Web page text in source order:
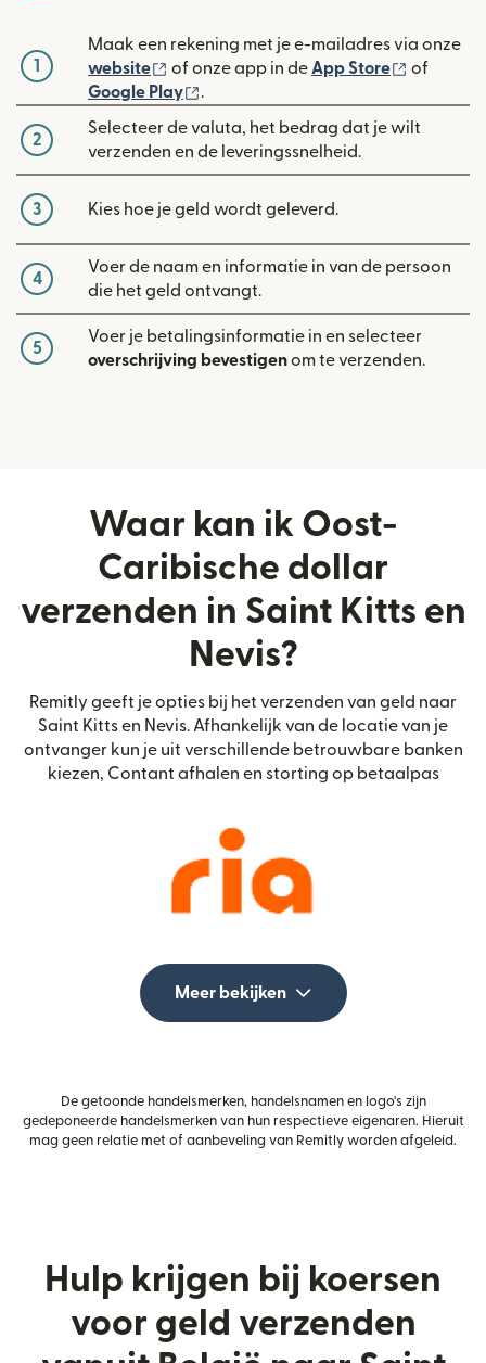
1
Maak een rekening met je e-mailadres via onze
website
(wordt geopend in een nieuw venster)
of onze app in de App Store (wordt
of
Google Play
.
2
Selecteer de valuta, het bedrag dat je wilt
verzenden en de leveringssnelheid.
3 Kies hoe je geld wordt geleverd.
4
Voer de naam en informatie in van de persoon
die het geld ontvangt.
5
Voer je betalingsinformatie in en selecteer
overschrijving bevestigenom te verzenden.
Waar kan ik Oost-
Caribische dollar
verzenden in Saint Kitts en
Nevis?
Remitly geeft je opties bij het verzenden van geld naar
Saint Kitts en Nevis. Afhankelijk van de locatie van je
ontvanger kun je uit verschillende betrouwbare banken
kiezen, Contant afhalen en storting op betaalpas
Meer bekijken
De getoonde handelsmerken, handelsnamen en logo's zijn
gedeponeerde handelsmerken van hun respectieve eigenaren. Hieruit
mag geen relatie met of aanbeveling van Remitly worden afgeleid.
Hulp krijgen bij koersen
voor geld verzenden